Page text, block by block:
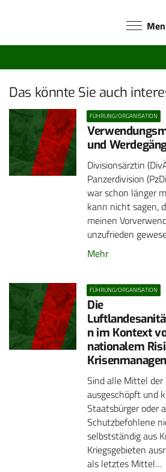
Das könnte Sie auch
FÜHRUNG/ORGANISATION
und
Divisionsärztin
Panzerdivision
war schon länger
kann nicht sagen,
meinen
unzufrieden
Mehr
FÜHRUNG/ORGANISATION
Die
n im Kontext
nationalem
Sind alle Mittel der
ausgeschöpft und
Staatsbürger oder
Schutzbefohlene
selbstständig aus
Kriegsgebieten
als letztes Mittel…